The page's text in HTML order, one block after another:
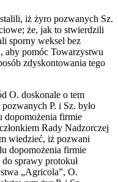
iż żyro pozwanych Sz.
że, jak to stwierdzili
sporny weksel bez
aby pomóc Towarzystwu
zdyskontowania tego
O. doskonale o tem
P. i Sz. było
dopomożenia firmie
Rady Nadzorczej
wiedzieć, iż pozwani
dopomożenia firmie
sprawy protokuł
„Agricola”, O.